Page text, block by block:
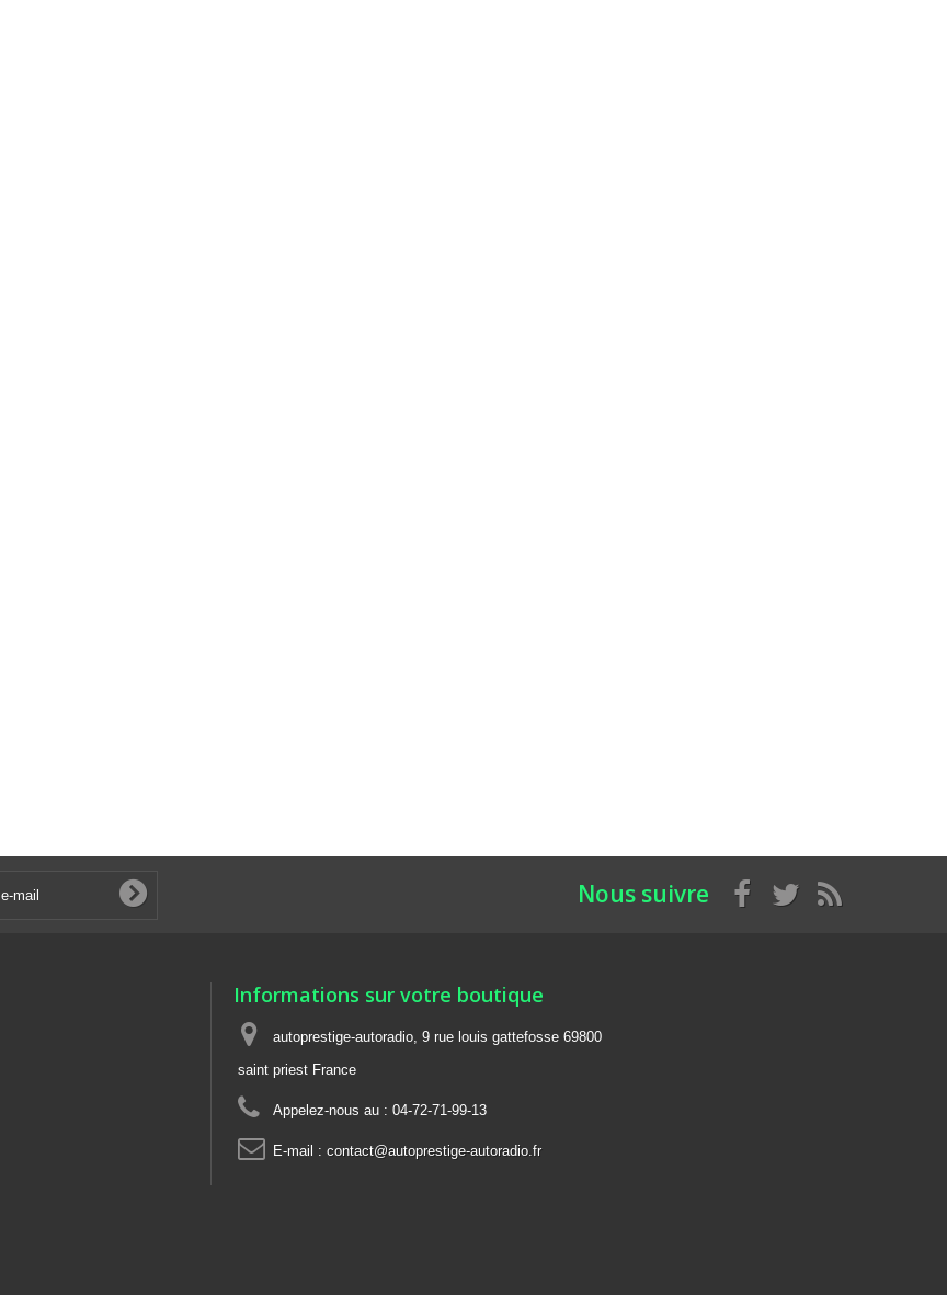
Nous suivre
Informations sur votre boutique
autoprestige-autoradio, 9 rue louis gattefosse 69800
saint priest France
Appelez-nous au : 04-72-71-99-13
E-mail : contact@autoprestige-autoradio.fr